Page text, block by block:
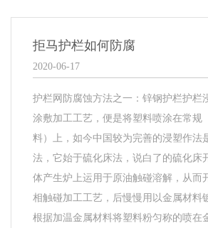
拒马护栏如何防腐
2020-06-17
护栏网防腐蚀方法之一：锌钢护栏护栏
涂敷加工工艺，便是将塑料喷涂在常规
料）上，如今中国较为完善的浸塑作法
法，它始于硫化床法，说白了的硫化床
体产生炉上运用于原油触碰溶解，从而
相触碰加工工艺，后慢慢用以金属材料
根据加温金属材料将塑料粉匀称的喷在